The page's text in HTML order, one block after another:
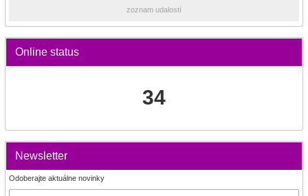
zoznam udalostí
Online status
34
Newsletter
Odoberajte aktuálne novinky